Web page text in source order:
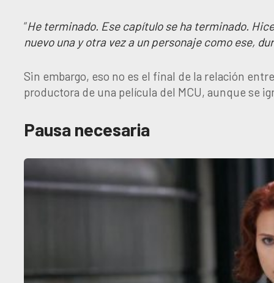
“He terminado. Ese capítulo se ha terminado.
nuevo una y otra vez a un personaje como ese,
Sin embargo, eso no es el final de la relación
productora de una película del MCU, aunque se
Pausa necesaria